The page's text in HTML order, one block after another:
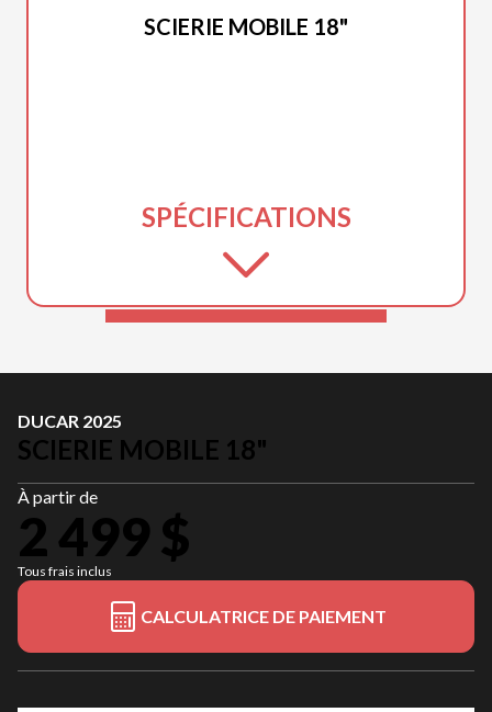
SCIERIE MOBILE 18"
SPÉCIFICATIONS
DUCAR 2025
SCIERIE MOBILE 18"
À partir de
2 499 $
Tous frais inclus
CALCULATRICE DE PAIEMENT